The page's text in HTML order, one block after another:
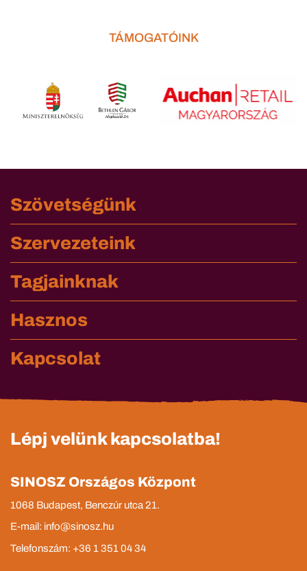
TÁMOGATÓINK
Szövetségünk
Szervezeteink
Tagjainknak
Hasznos
Kapcsolat
Lépj velünk kapcsolatba!
SINOSZ Országos Központ
1068 Budapest, Benczúr utca 21.
E-mail: info@sinosz.hu
Telefonszám: +36 1 351 04 34